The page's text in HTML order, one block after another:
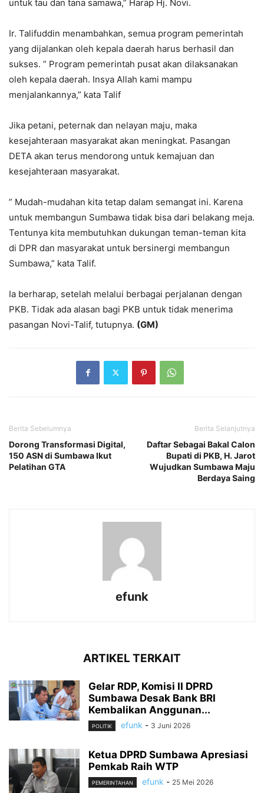
untuk tau dan tana samawa,” Harap Hj. Novi.
Ir. Talifuddin menambahkan, semua program pemerintah
yang dijalankan oleh kepala daerah harus berhasil dan
sukses. ” Program pemerintah pusat akan dilaksanakan
oleh kepala daerah. Insya Allah kami mampu
menjalankannya,” kata Talif
Jika petani, peternak dan nelayan maju, maka
kesejahteraan masyarakat akan meningkat. Pasangan
DETA akan terus mendorong untuk kemajuan dan
kesejahteraan masyarakat.
” Mudah-mudahan kita tetap dalam semangat ini. Karena
untuk membangun Sumbawa tidak bisa dari belakang meja.
Tentunya kita membutuhkan dukungan teman-teman kita
di DPR dan masyarakat untuk bersinergi membangun
Sumbawa,” kata Talif.
Ia berharap, setelah melalui berbagai perjalanan dengan
PKB. Tidak ada alasan bagi PKB untuk tidak menerima
pasangan Novi-Talif, tutupnya. (GM)
Berita Sebelumnya
Dorong Transformasi Digital,
150 ASN di Sumbawa Ikut
Pelatihan GTA
Berita Selanjutnya
Daftar Sebagai Bakal Calon
Bupati di PKB, H. Jarot
Wujudkan Sumbawa Maju
Berdaya Saing
efunk
ARTIKEL TERKAIT
Gelar RDP, Komisi II DPRD
Sumbawa Desak Bank BRI
Kembalikan Anggunan...
POLITIK efunk - 3 Juni 2026
Ketua DPRD Sumbawa Apresiasi
Pemkab Raih WTP
PEMERINTAHAN efunk - 25 Mei 2026